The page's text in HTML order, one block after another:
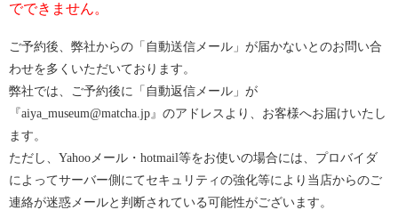
でできません。
ご予約後、弊社からの「自動送信メール」が届かないとのお問い合
わせを多くいただいております。
弊社では、ご予約後に「自動返信メール」が
『aiya_museum@matcha.jp』のアドレスより、お客様へお届けいたし
ます。
ただし、Yahooメール・hotmail等をお使いの場合には、プロバイダ
によってサーバー側にてセキュリティの強化等により当店からのご
連絡が迷惑メールと判断されている可能性がございます。